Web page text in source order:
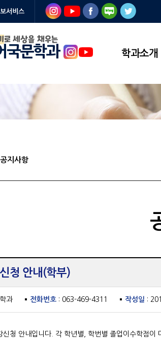
서비스
로 세상을 채우는
국문학과 학과소개
공지사항
청 안내(학부)
과 전화번호 : 063-469-4311 작성일 :
청 안내입니다. 각 학년별, 학번별 졸업이수학점